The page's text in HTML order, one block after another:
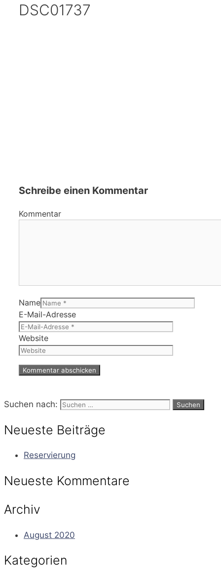
DSC01737
Schreibe einen Kommentar
Kommentar
Name
E-Mail-Adresse
Website
Suchen nach:
Neueste Beiträge
Reservierung
Neueste Kommentare
Archiv
August 2020
Kategorien